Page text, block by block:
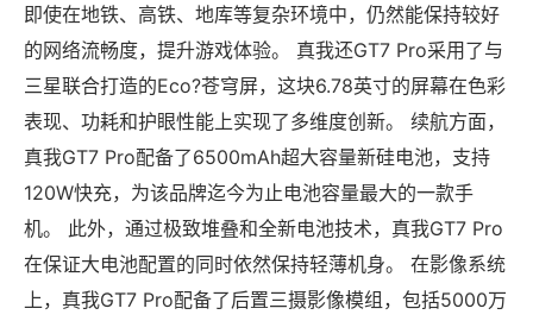
即使在地铁、高铁、地库等复杂环境中，仍然能保持较好
的网络流畅度，提升游戏体验。 真我还GT7 Pro采用了与
三星联合打造的Eco?苍穹屏，这块6.78英寸的屏幕在色彩
表现、功耗和护眼性能上实现了多维度创新。 续航方面，
真我GT7 Pro配备了6500mAh超大容量新硅电池，支持
120W快充，为该品牌迄今为止电池容量最大的一款手
机。 此外，通过极致堆叠和全新电池技术，真我GT7 Pro
在保证大电池配置的同时依然保持轻薄机身。 在影像系统
上，真我GT7 Pro配备了后置三摄影像模组，包括5000万